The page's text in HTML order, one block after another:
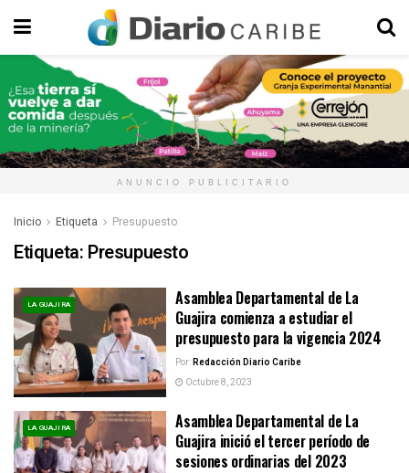
ANUNCIO PUBLICITARIO
Inicio Etiqueta Presupuesto
Etiqueta: Presupuesto
LA GUAJIRA
Asamblea Departamental de La
Guajira comienza a estudiar el
presupuesto para la vigencia 2024
Por:Redacción Diario Caribe
Octubre 8, 2023
LA GUAJIRA
Asamblea Departamental de La
Guajira inició el tercer período de
sesiones ordinarias del 2023